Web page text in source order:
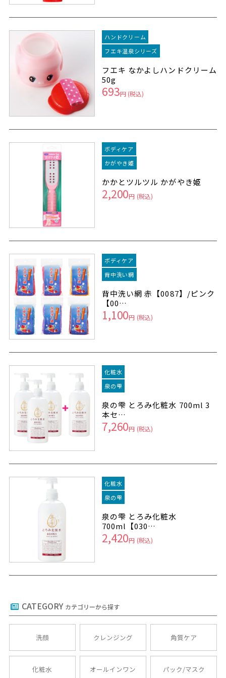
ハンドクリーム
フエキ温泉シリーズ
フエキ なかよしハンドクリーム
50g
693円 (税込)
ボディケア
かがやき姫
かかとツルツル かがやき姫
2,200円 (税込)
ボディケア
背中洗い網
背中洗い網 赤【0087】/ピンク
【00…
1,100円 (税込)
化粧水
泉の雫
泉の雫 とろみ化粧水 700ml 3
本セ…
7,260円 (税込)
化粧水
泉の雫
泉の雫 とろみ化粧水
700ml【030…
2,420円 (税込)
CATEGORY カテゴリーから探す
洗顔 クレンジング 角質ケア
化粧水 オールインワン パック/マスク